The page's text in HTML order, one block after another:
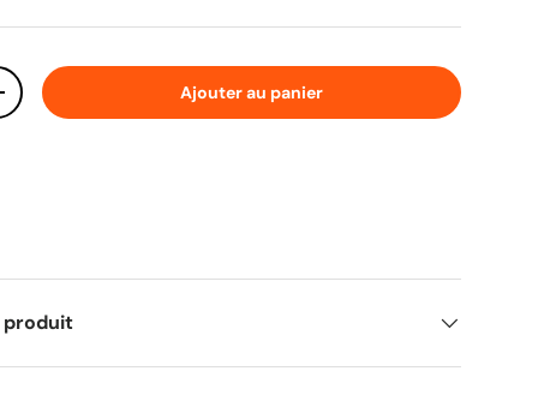
la quantitéAjouter au panier
produit